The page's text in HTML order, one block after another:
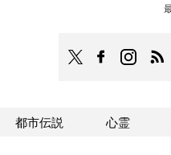
TOCANAの
都市伝説 心霊